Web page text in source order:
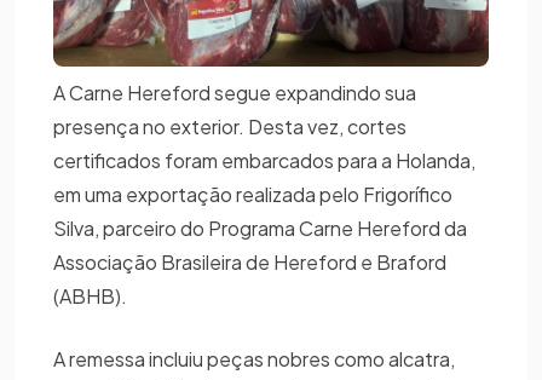
A Carne Hereford segue expandindo sua
presença no exterior. Desta vez, cortes
certificados foram embarcados para a Holanda,
em uma exportação realizada pelo Frigorífico
Silva, parceiro do Programa Carne Hereford da
Associação Brasileira de Hereford e Braford
(ABHB).
A remessa incluiu peças nobres como alcatra,